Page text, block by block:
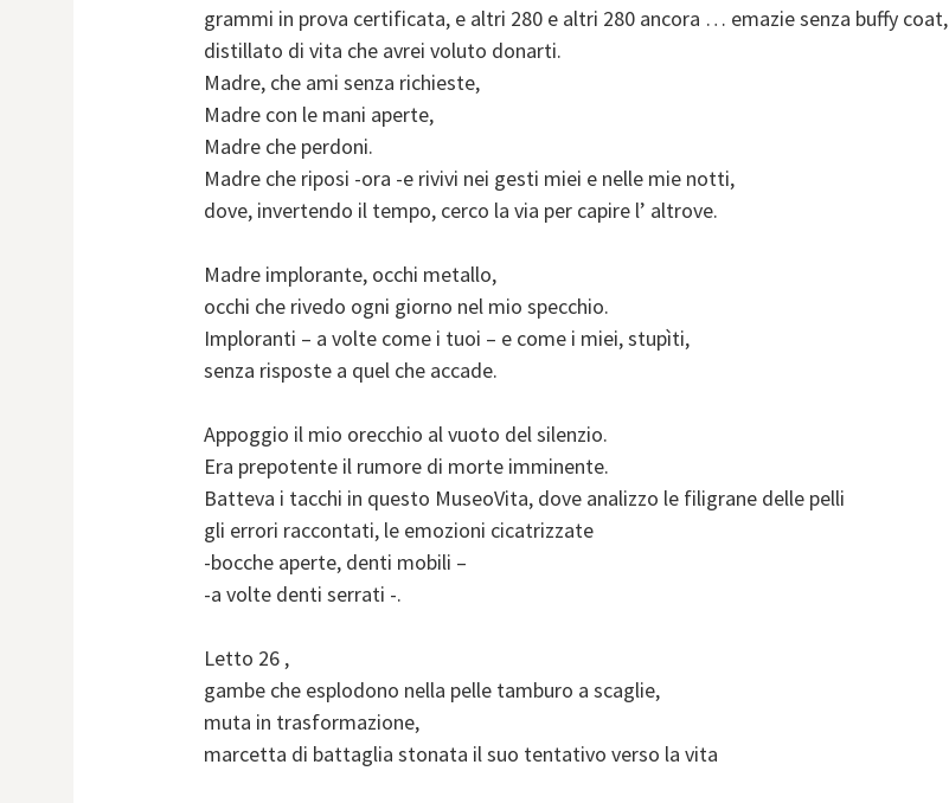
grammi in prova certificata, e altri 280 e altri 280 ancora … emazie senza buffy coat,
distillato di vita che avrei voluto donarti.
Madre, che ami senza richieste,
Madre con le mani aperte,
Madre che perdoni.
Madre che riposi -ora -e rivivi nei gesti miei e nelle mie notti,
dove, invertendo il tempo, cerco la via per capire l’ altrove.
Madre implorante, occhi metallo,
occhi che rivedo ogni giorno nel mio specchio.
Imploranti – a volte come i tuoi – e come i miei, stupìti,
senza risposte a quel che accade.
Appoggio il mio orecchio al vuoto del silenzio.
Era prepotente il rumore di morte imminente.
Batteva i tacchi in questo MuseoVita, dove analizzo le filigrane delle pelli
gli errori raccontati, le emozioni cicatrizzate
-bocche aperte, denti mobili –
-a volte denti serrati -.
Letto 26 ,
gambe che esplodono nella pelle tamburo a scaglie,
muta in trasformazione,
marcetta di battaglia stonata il suo tentativo verso la vita